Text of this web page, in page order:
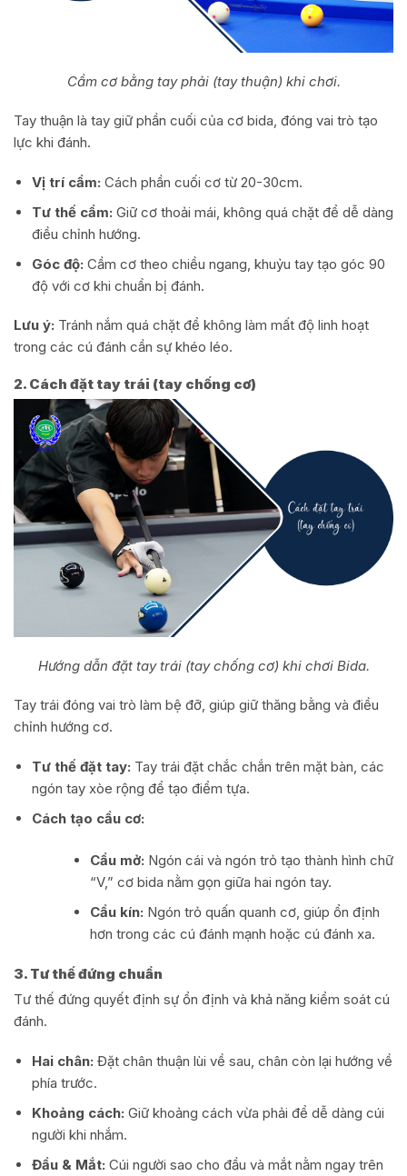
Cầm cơ bằng tay phải (tay thuận) khi chơi.
Tay thuận là tay giữ phần cuối của cơ bida, đóng vai trò tạo
lực khi đánh.
Vị trí cầm: Cách phần cuối cơ từ 20-30cm.
Tư thế cầm: Giữ cơ thoải mái, không quá chặt để dễ dàng
điều chỉnh hướng.
Góc độ: Cầm cơ theo chiều ngang, khuỷu tay tạo góc 90
độ với cơ khi chuẩn bị đánh.
Lưu ý: Tránh nắm quá chặt để không làm mất độ linh hoạt
trong các cú đánh cần sự khéo léo.
2. Cách đặt tay trái (tay chống cơ)
Hướng dẫn đặt tay trái (tay chống cơ) khi chơi Bida.
Tay trái đóng vai trò làm bệ đỡ, giúp giữ thăng bằng và điều
chỉnh hướng cơ.
Tư thế đặt tay: Tay trái đặt chắc chắn trên mặt bàn, các
ngón tay xòe rộng để tạo điểm tựa.
Cách tạo cầu cơ:
Cầu mở: Ngón cái và ngón trỏ tạo thành hình chữ
“V,” cơ bida nằm gọn giữa hai ngón tay.
Cầu kín: Ngón trỏ quấn quanh cơ, giúp ổn định
hơn trong các cú đánh mạnh hoặc cú đánh xa.
3. Tư thế đứng chuẩn
Tư thế đứng quyết định sự ổn định và khả năng kiểm soát cú
đánh.
Hai chân: Đặt chân thuận lùi về sau, chân còn lại hướng về
phía trước.
Khoảng cách: Giữ khoảng cách vừa phải để dễ dàng cúi
người khi nhắm.
Đầu & Mắt: Cúi người sao cho đầu và mắt nằm ngay trên